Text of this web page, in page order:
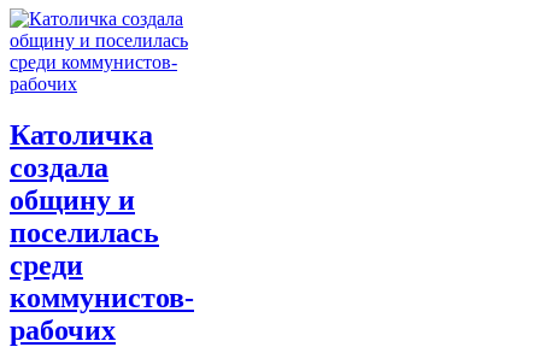
Католичка
создала
общину и
поселилась
среди
коммунистов-
рабочих